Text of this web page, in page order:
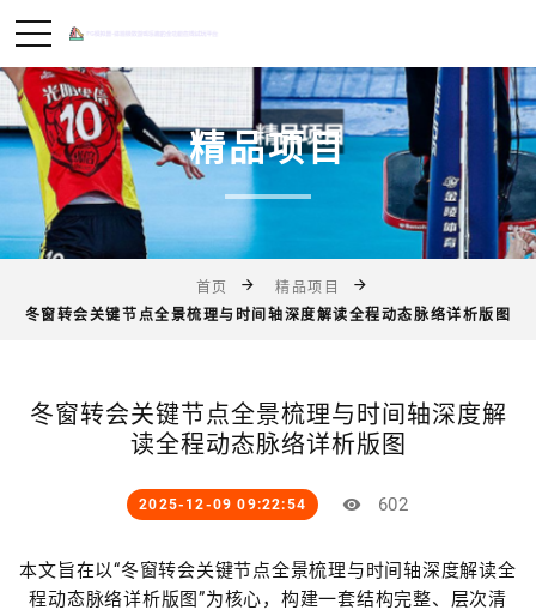
精品项目
首页
精品项目
冬窗转会关键节点全景梳理与时间轴深度解读全程动态脉络详析版图
冬窗转会关键节点全景梳理与时间轴深度解
读全程动态脉络详析版图
2025-12-09 09:22:54 602
本文旨在以“冬窗转会关键节点全景梳理与时间轴深度解读全
程动态脉络详析版图”为核心，构建一套结构完整、层次清